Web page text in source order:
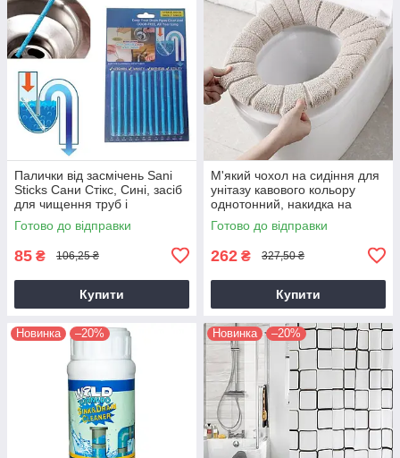
Палички від засмічень Sani
Sticks Сани Стікс, Сині, засіб
для чищення труб і
каналізації з доставкою 🎁％
🚚
Готово до відправки
85 ₴ 106,25 ₴
Купити
М'який чохол на сидіння для
унітазу кавового кольору
однотонний, накидка на
кришку унітазу | чехол для
крышки унитаза
Готово до відправки
262 ₴ 327,50 ₴
Купити
Новинка –20% Новинка –20%